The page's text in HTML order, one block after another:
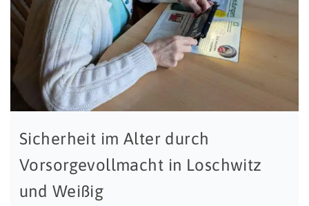
Sicherheit im Alter durch
Vorsorgevollmacht in Loschwitz
und Weißig